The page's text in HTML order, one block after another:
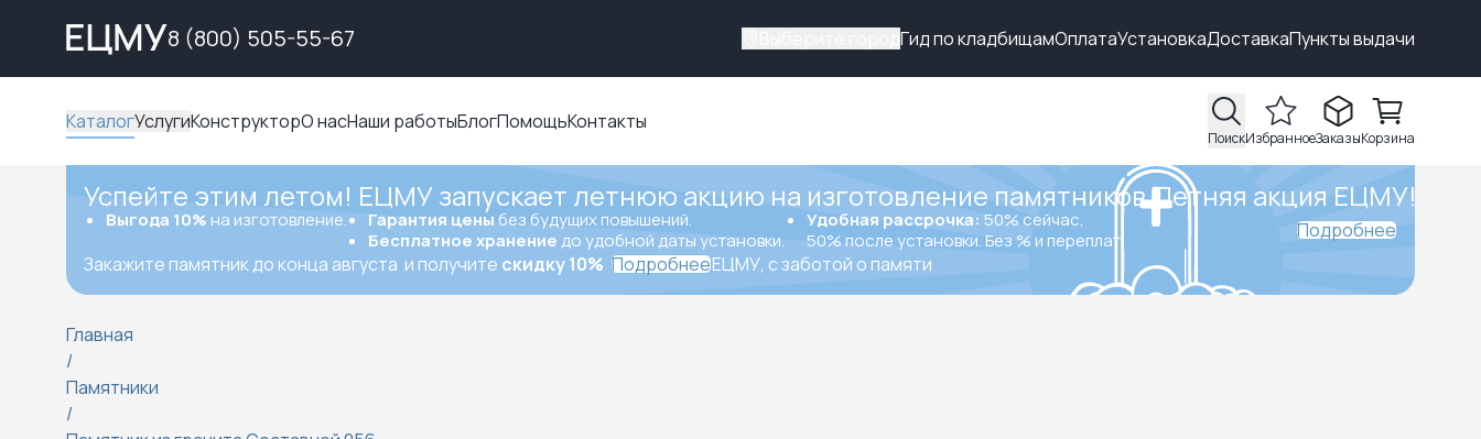
8 (800) 505-55-67 Гид по кладбищамОплатаУстановкаДоставкаПункты выдачи
КаталогУслугиКонструкторО насНаши работыБлогПомощьКонтакты
ПоискИзбранноеЗаказыКорзина
Успейте этим летом! ЕЦМУ запускает летнюю акцию на изготовление памятников.Летняя акция ЕЦМУ!
Выгода 10% на изготовление. Гарантия цены без будущих повышений.
Бесплатное хранение до удобной даты установки.
Удобная рассрочка: 50% сейчас,
50% после установки. Без % и переплат.
Закажите памятник до конца августа и получите скидку 10% ПодробнееЕЦМУ, с заботой о памяти
Подробнее
Главная
/
Памятники
/